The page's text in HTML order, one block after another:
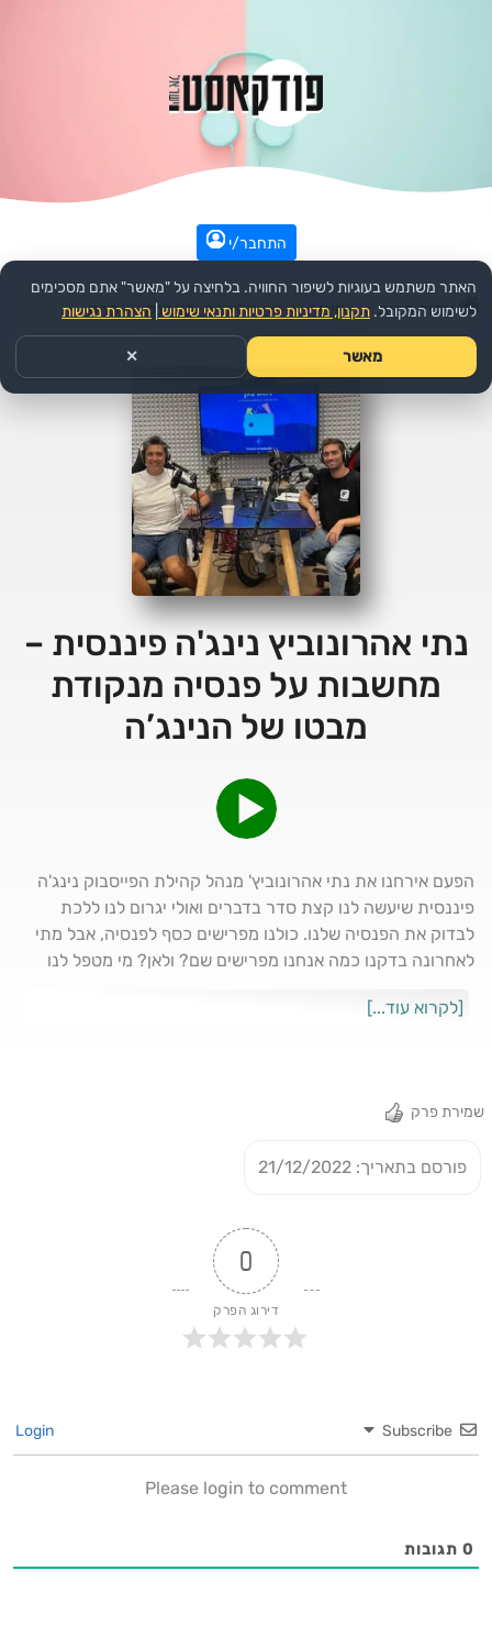
התחבר/י
עמוד הבית >> חינוך >> הפודקאסט: הארנק >>פרק
נתי אהרונוביץ נינג'ה פיננסית –
מחשבות על פנסיה מנקודת
מבטו של הנינג’ה
הפעם אירחנו את נתי אהרונוביץ' מנהל קהילת הפייסבוק נינג'ה
פיננסית שיעשה לנו קצת סדר בדברים ואולי יגרום לנו ללכת
לבדוק את הפנסיה שלנו. כולנו מפרישים כסף לפנסיה, אבל מתי
לאחרונה בדקנו כמה אנחנו מפרישים שם? ולאן? מי מטפל לנו
[לקרוא עוד...]
שמירת פרק
פורסם בתאריך: 21/12/2022
0
דירוג הפרק
Subscribe
Please login to comment
0 תגובות
האתר משתמש בעוגיות לשיפור החוויה. בלחיצה על "מאשר" אתם מסכימים
לשימוש המקובל. תקנון, מדיניות פרטיות ותנאי שימוש הצהרת נגישות
מאשר ✕